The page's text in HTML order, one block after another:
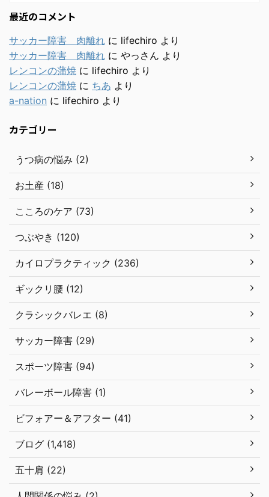
最近のコメント
サッカー障害 肉離れ に lifechiro より
サッカー障害 肉離れ に やっさん より
レンコンの蒲焼 に lifechiro より
レンコンの蒲焼 に ちあ より
a-nation に lifechiro より
カテゴリー
うつ病の悩み (2)
お土産 (18)
こころのケア (73)
つぶやき (120)
カイロプラクティック (236)
ギックリ腰 (12)
クラシックバレエ (8)
サッカー障害 (29)
スポーツ障害 (94)
バレーボール障害 (1)
ビフォアー＆アフター (41)
ブログ (1,418)
五十肩 (22)